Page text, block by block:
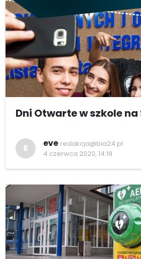
Dni Otwarte w szkole
E eve redakcja@bia24.pl
4 czerwca 2020, 14:19